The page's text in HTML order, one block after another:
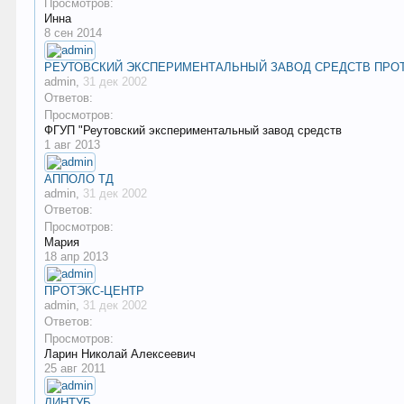
Просмотров:
Инна
8 сен 2014
РЕУТОВСКИЙ ЭКСПЕРИМЕНТАЛЬНЫЙ ЗАВОД СРЕДСТВ
admin, 31 дек 2002
Ответов:
Просмотров:
ФГУП "Реутовский экспериментальный завод средств
1 авг 2013
АППОЛО ТД
admin, 31 дек 2002
Ответов:
Просмотров:
Мария
18 апр 2013
ПРОТЭКС-ЦЕНТР
admin, 31 дек 2002
Ответов:
Просмотров:
Ларин Николай Алексеевич
25 авг 2011